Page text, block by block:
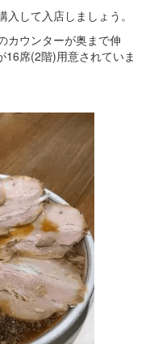
して入店しましょう。
カウンターが奥まで伸
席(2階)用意されていま